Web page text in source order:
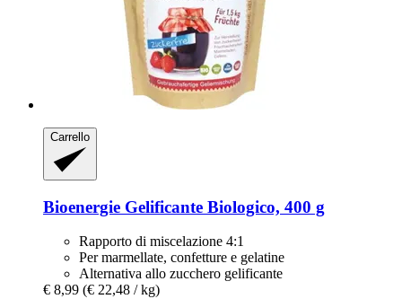
Carrello
Bioenergie Gelificante Biologico, 400 g
Rapporto di miscelazione 4:1
Per marmellate, confetture e gelatine
Alternativa allo zucchero gelificante
€ 8,99 (€ 22,48 / kg)